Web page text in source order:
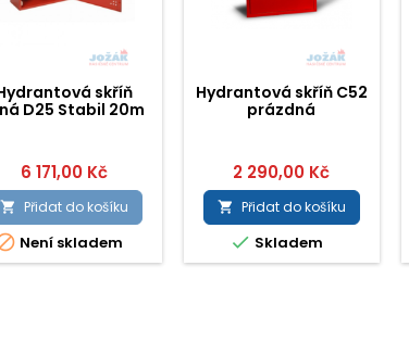
skříň
D25 Stabil 20m
6 171,00 Kč
 Přidat do košíku
Není skladem
Hydrantová skříň C52
prázdná
2 290,00 Kč
 Přidat do košíku
 Skladem